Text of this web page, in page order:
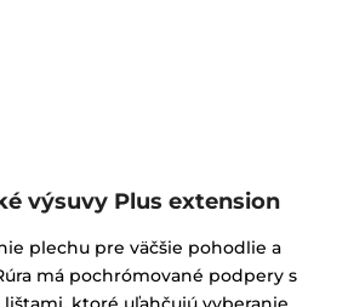
výsuvy Plus extension
plechu pre väčšie pohodlie a
má pochrómované podpery s